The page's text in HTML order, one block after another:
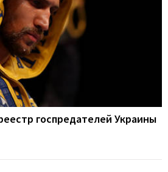
госпредателей Украины